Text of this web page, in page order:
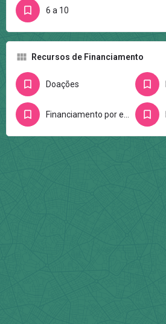
6 a 10
Recursos de Financiamento
Doações
Financiamento por editais